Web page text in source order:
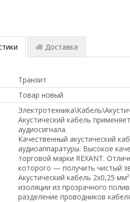
Доставка
Транзит
Товар новый
Акустический кабель
аудиосигнала.
Качественный акустический
аудиоаппаратуры. Высокое
торговой марки REXANT.
которого — получить чистый
Акустический кабель 2х0,25
изоляции из прозрачного
разделение проводников